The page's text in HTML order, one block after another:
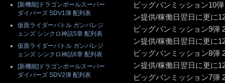
ビッグバンミッション10
ン提供/稼働日翌日に更に
ビッグバンミッション9弾
ン提供/稼働日翌日に更に
ビッグバンミッション8弾
ン提供/稼働日翌日に更に
ビッグバンミッション7弾
[新機能]ドラゴンボールスーパー
ダイバーズ SDV1弾 配列表
仮面ライダーバトル ガンバレジ
ェンズ シンクロ神話5章 配列表
仮面ライダーバトル ガンバレジ
ェンズ シンクロ神話6章 配列表
[新機能]ドラゴンボールスーパー
ダイバーズ SDV2弾 配列表